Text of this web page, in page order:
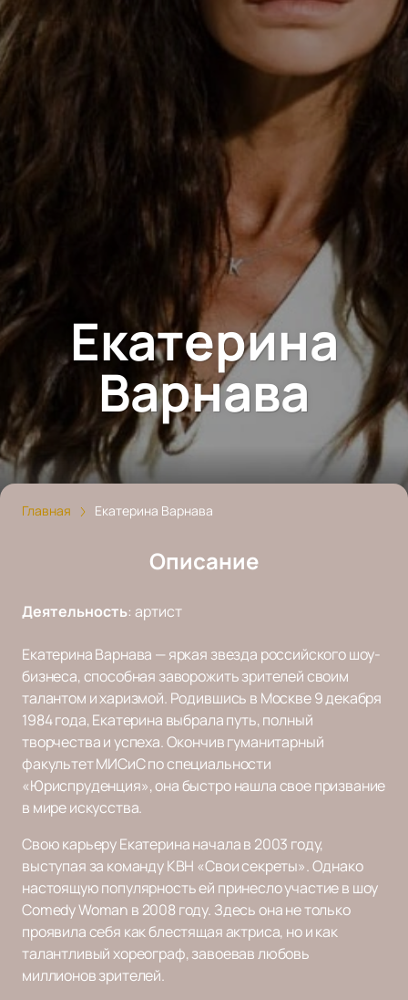
Екатерина
Варнава
Главная Екатерина Варнава
Описание
Деятельность: артист
Екатерина Варнава — яркая звезда российского шоу-
бизнеса, способная заворожить зрителей своим
талантом и харизмой. Родившись в Москве 9 декабря
1984 года, Екатерина выбрала путь, полный
творчества и успеха. Окончив гуманитарный
факультет МИСиС по специальности
«Юриспруденция», она быстро нашла свое призвание
в мире искусства.
Свою карьеру Екатерина начала в 2003 году,
выступая за команду КВН «Свои секреты». Однако
настоящую популярность ей принесло участие в шоу
Comedy Woman в 2008 году. Здесь она не только
проявила себя как блестящая актриса, но и как
талантливый хореограф, завоевав любовь
миллионов зрителей.